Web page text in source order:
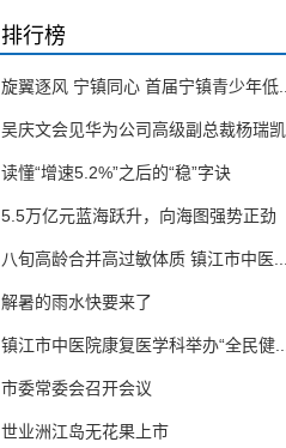
排行榜
旋翼逐风 宁镇同心 首届宁镇青少年低...
吴庆文会见华为公司高级副总裁杨瑞凯
读懂“增速5.2%”之后的“稳”字诀
5.5万亿元蓝海跃升，向海图强势正劲
八旬高龄合并高过敏体质 镇江市中医...
解暑的雨水快要来了
镇江市中医院康复医学科举办“全民健...
市委常委会召开会议
世业洲江岛无花果上市